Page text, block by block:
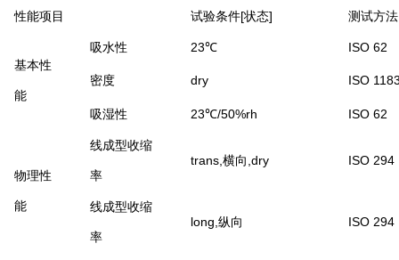
性能项目 试验条件[状态] 测试方法
基本性
能
吸水性 23℃ ISO 62
密度 dry ISO
吸湿性 23℃/50%rh ISO 62
物理性
能
线成型收缩
率
trans,横向,dry ISO 294
线成型收缩
率
long,纵向 ISO 294